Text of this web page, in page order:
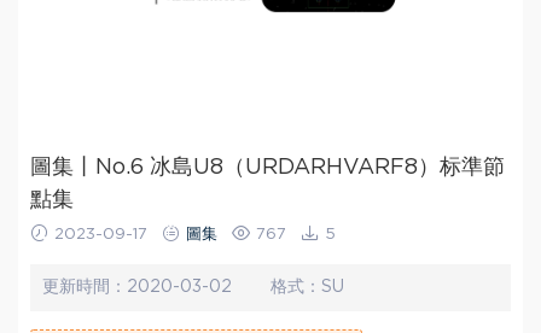
圖集丨No.6 冰島U8（URDARHVARF8）标準節
點集
2023-09-17 圖集 767 5
更新時間： 2020-03-02 格式： SU